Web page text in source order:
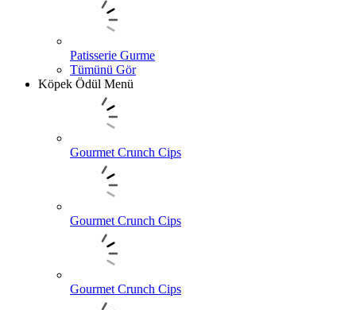
Patisserie Gurme
Tümünü Gör
Köpek Ödül Menü
Gourmet Crunch Cips
Gourmet Crunch Cips
Gourmet Crunch Cips